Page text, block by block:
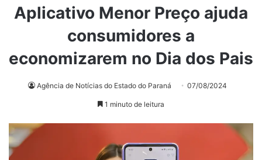
Aplicativo Menor Preço ajuda
consumidores a
economizarem no Dia dos Pais
Agência de Notícias do Estado do Paraná 07/08/2024
1 minuto de leitura